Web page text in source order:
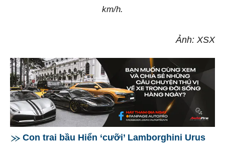
km/h.
Ảnh: XSX
Con trai bầu Hiển ‘cưỡi’ Lamborghini Urus